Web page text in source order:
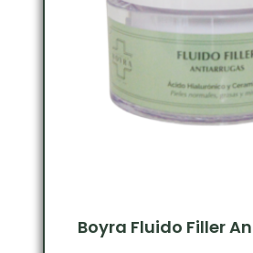
Boyra Fluido Filler